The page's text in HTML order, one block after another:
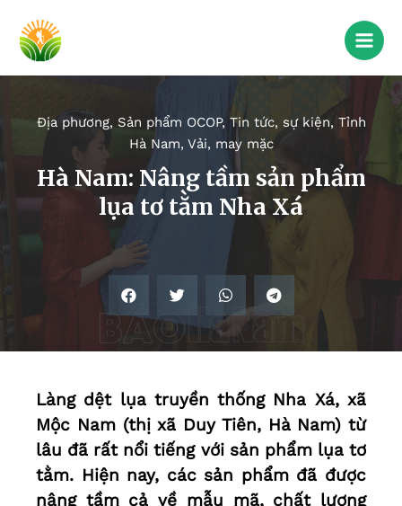
Địa phương, Sản phẩm OCOP, Tin tức, sự kiện, Tỉnh
Hà Nam, Vải, may mặc
Hà Nam: Nâng tầm sản phẩm
lụa tơ tằm Nha Xá
Làng dệt lụa truyền thống Nha Xá, xã
Mộc Nam (thị xã Duy Tiên, Hà Nam) từ
lâu đã rất nổi tiếng với sản phẩm lụa tơ
tằm. Hiện nay, các sản phẩm đã được
nâng tầm cả về mẫu mã, chất lượng